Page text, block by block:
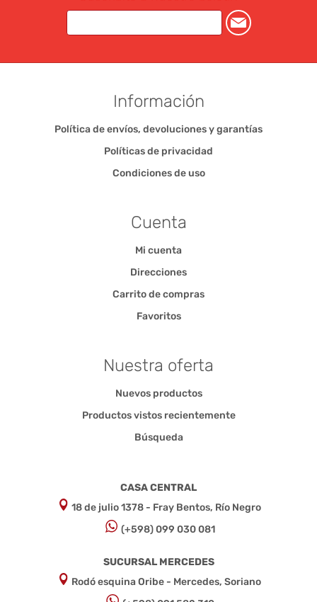
Información
Política de envíos, devoluciones y garantías
Políticas de privacidad
Condiciones de uso
Cuenta
Mi cuenta
Direcciones
Carrito de compras
Favoritos
Nuestra oferta
Nuevos productos
Productos vistos recientemente
Búsqueda
CASA CENTRAL
18 de julio 1378 - Fray Bentos, Río Negro
(+598) 099 030 081
SUCURSAL MERCEDES
Rodó esquina Oribe - Mercedes, Soriano